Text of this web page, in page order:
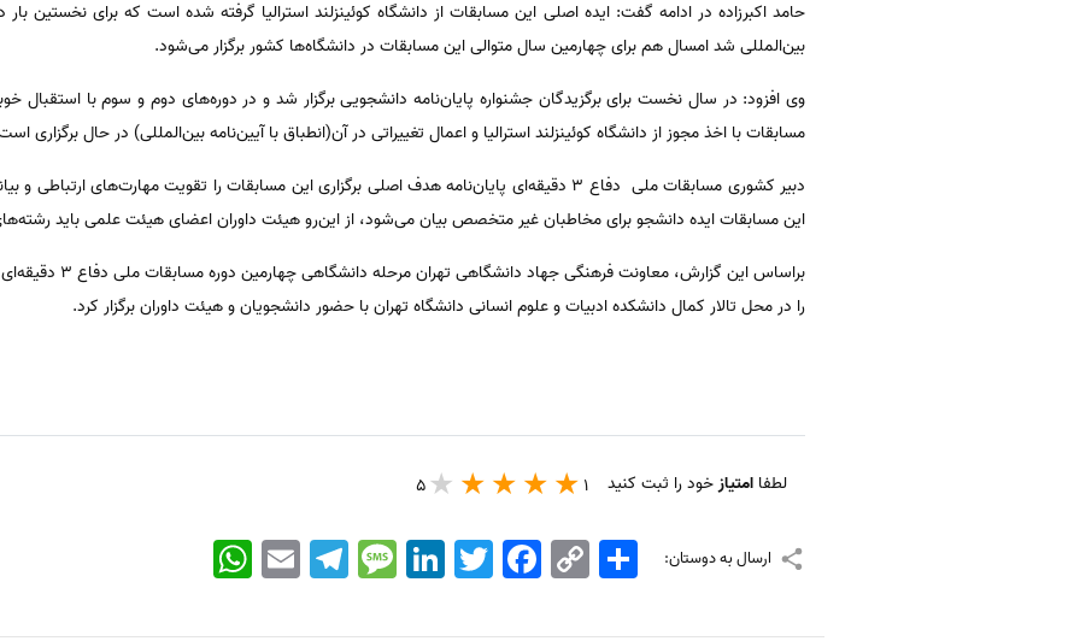
بین‌المللی شد امسال هم برای چهارمین سال متوالی این مسابقات در دانشگاه‌ها کشور برگزار می‌شود.
وی افزود: در سال نخست برای برگزیدگان جشنواره پایان‌نامه دانشجویی برگزار شد و در دوره‌های دوم و سوم با
مسابقات با اخذ مجوز از دانشگاه کوئینزلند استرالیا و اعمال تغییراتی در آن(انطباق با آیین‌نامه بین‌المللی) در حال برگزاری
دبیر کشوری مسابقات ملی دفاع ۳ دقیقه‌ای پایان‌نامه هدف اصلی برگزاری این مسابقات را تقویت مهارت‌های
این مسابقات ایده دانشجو برای مخاطبان غیر متخصص بیان می‌شود، از این‌رو هیئت داوران اعضای هیئت علمی باید
براساس این گزارش،
را در محل تالار کمال دانشکده ادبیات و علوم انسانی دانشگاه تهران با حضور دانشجویان و هیئت داوران برگزار کرد.
لطفا امتیازخود را ثبت کنید 1
5
ارسال به دوستان: WhatsApp EmailTelegramMessageLinkedIn TwitterFacebook Copy
Link
اشتراک